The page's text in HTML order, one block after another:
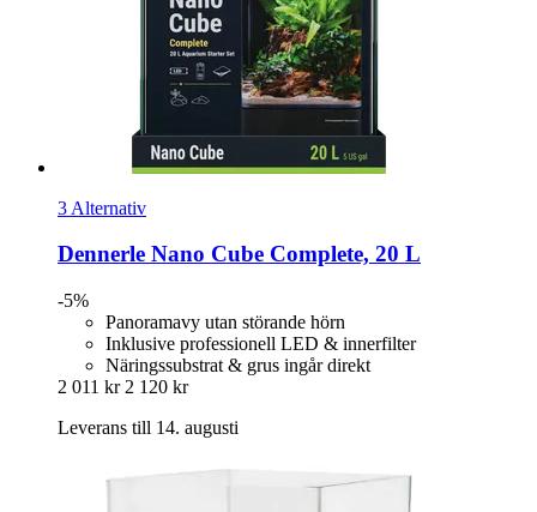
3 Alternativ
Dennerle Nano Cube Complete, 20 L
-5%
Panoramavy utan störande hörn
Inklusive professionell LED & innerfilter
Näringssubstrat & grus ingår direkt
2 011 kr 2 120 kr
Leverans till 14. augusti